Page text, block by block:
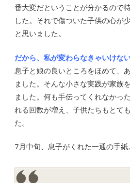
番大変だということが分かるので
した。それで傷ついた子供の心が
と思いました。
だから、私が変わらなきゃいけな
息子と娘の良いところをほめて、
ました。そんな小さな実践が家族
ました。何も手伝ってくれなかっ
れる回数が増え、子供たちもとて
た。
7月中旬、息子がくれた一通の手紙。